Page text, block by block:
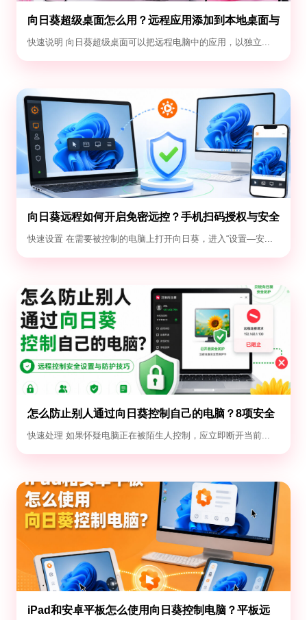
向日葵超级桌面怎么用？远程应用添加到本地桌面与
退出教程
快速说明 向日葵超级桌面可以把远程电脑中的应用，以独立...
向日葵远程如何开启免密远控？手机扫码授权与安全
设置教程
快速设置 在需要被控制的电脑上打开向日葵，进入“设置—安...
怎么防止别人通过向日葵控制自己的电脑？8项安全
设置
快速处理 如果怀疑电脑正在被陌生人控制，应立即断开当前...
iPad和安卓平板怎么使用向日葵控制电脑？平板远